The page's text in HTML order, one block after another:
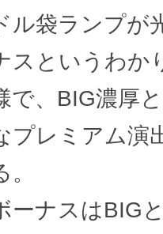
ル袋ランプが
スというわか
で、BIG濃厚
プレミアム演
。
ーナスはBIG